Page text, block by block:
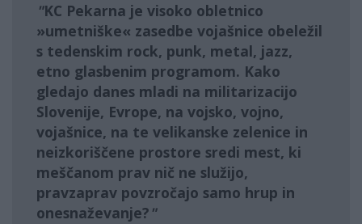
KC Pekarna je visoko obletnico
»umetniške« zasedbe vojašnice obeležil
s tedenskim rock, punk, metal, jazz,
etno glasbenim programom. Kako
gledajo danes mladi na militarizacijo
Slovenije, Evrope, na vojsko, vojno,
vojašnice, na te velikanske zelenice in
neizkoriščene prostore sredi mest, ki
meščanom prav nič ne služijo,
pravzaprav povzročajo samo hrup in
onesnaževanje?